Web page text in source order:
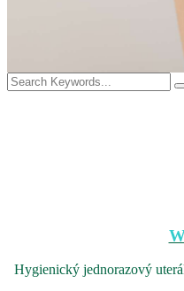
Hygienický jednorazový